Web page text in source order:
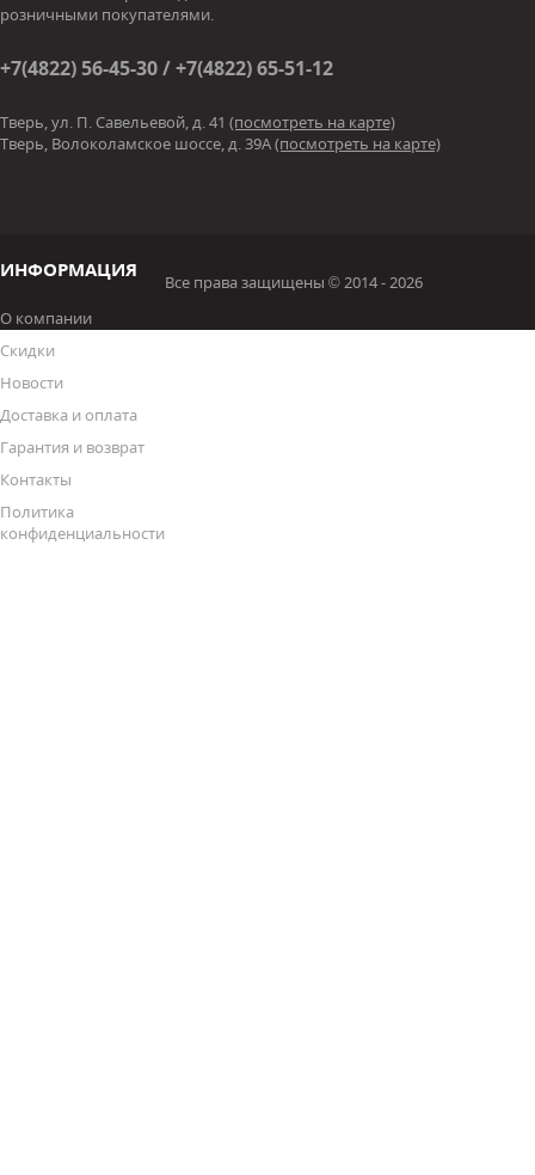
розничными покупателями.
+7(4822) 56-45-30 / +7(4822) 65-51-12
Тверь, ул. П. Савельевой, д. 41 (посмотреть на карте)
Тверь, Волоколамское шоссе, д. 39А(посмотреть на карте)
ИНФОРМАЦИЯ
О компании
Скидки
Новости
Доставка и оплата
Гарантия и возврат
Контакты
Политика
конфиденциальности
Все права защищены © 2014 - 2026